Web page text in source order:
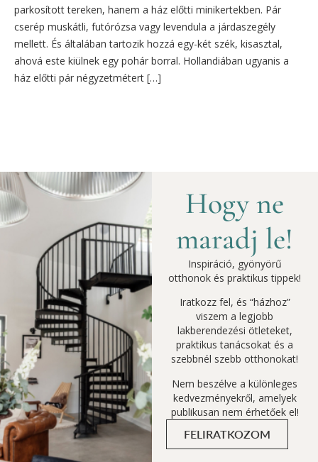
parkosított tereken, hanem a ház előtti minikertekben. Pár
cserép muskátli, futórózsa vagy levendula a járdaszegély
mellett. És általában tartozik hozzá egy-két szék, kisasztal,
ahová este kiülnek egy pohár borral. Hollandiában ugyanis a
ház előtti pár négyzetmétert […]
Hogy ne
maradj le!
Inspiráció, gyönyörű
otthonok és praktikus tippek!
Iratkozz fel, és “házhoz”
viszem a legjobb
lakberendezési ötleteket,
praktikus tanácsokat és a
szebbnél szebb otthonokat!
Nem beszélve a különleges
kedvezményekről, amelyek
publikusan nem érhetőek el!
FELIRATKOZOM